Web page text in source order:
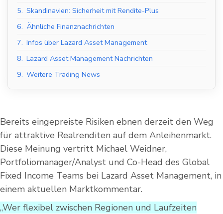
5. Skandinavien: Sicherheit mit Rendite-Plus
6. Ähnliche Finanznachrichten
7. Infos über Lazard Asset Management
8. Lazard Asset Management Nachrichten
9. Weitere Trading News
Bereits eingepreiste Risiken ebnen derzeit den Weg
für attraktive Realrenditen auf dem Anleihenmarkt.
Diese Meinung vertritt Michael Weidner,
Portfoliomanager/Analyst und Co-Head des Global
Fixed Income Teams bei Lazard Asset Management, in
einem aktuellen Marktkommentar.
„Wer flexibel zwischen Regionen und Laufzeiten